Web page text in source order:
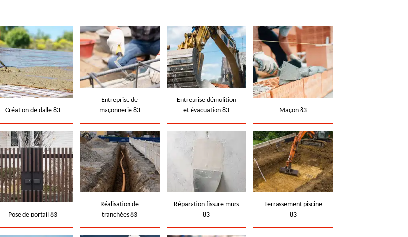
Création de dalle 83
Entreprise de
maçonnerie 83
Entreprise démolition
et évacuation 83
Maçon 83
Pose de portail 83
Réalisation de
tranchées 83
Réparation fissure murs
83
Terrassement piscine
83